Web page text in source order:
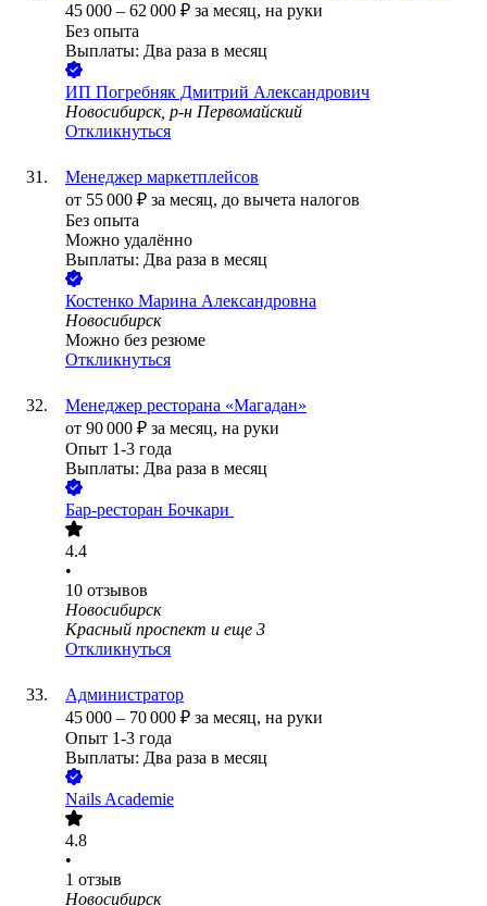
45 000 – 62 000 ₽ за месяц, на руки
Без опыта
Выплаты: Два раза в месяц
ИП Погребняк Дмитрий Александрович
Новосибирск, р-н Первомайский
Откликнуться
Менеджер маркетплейсов
от 55 000 ₽ за месяц, до вычета налогов
Без опыта
Можно удалённо
Выплаты: Два раза в месяц
Костенко Марина Александровна
Новосибирск
Можно без резюме
Откликнуться
Менеджер ресторана «Магадан»
от 90 000 ₽ за месяц, на руки
Опыт 1-3 года
Выплаты: Два раза в месяц
Бар-ресторан Бочкари ​
4.4
•
10 отзывов
Новосибирск
Красный проспект и еще 3
Откликнуться
Администратор
45 000 – 70 000 ₽ за месяц, на руки
Опыт 1-3 года
Выплаты: Два раза в месяц
Nails Academie
4.8
•
1 отзыв
Новосибирск